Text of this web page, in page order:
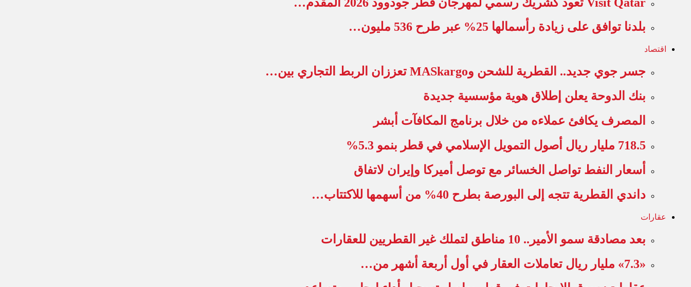
بلدنا توافق على زيادة رأسمالها 25% عبر طرح 536 مليون…
اقتصاد
جسر جوي جديد.. القطرية للشحن وMASkargo تعززان الربط التجاري بين…
بنك الدوحة يعلن إطلاق هوية مؤسسية جديدة
المصرف يكافئ عملاءه من خلال برنامج المكافآت أبشر
718.5 مليار ريال أصول التمويل الإسلامي في قطر بنمو 5.3%
أسعار النفط تواصل الخسائر مع توصل أميركا وإيران لاتفاق
داندي القطرية تتجه إلى البورصة بطرح 40% من أسهمها للاكتتاب…
عقارات
بعد مصادقة سمو الأمير.. 10 مناطق لتملك غير القطريين للعقارات
«7.3» مليار ريال تعاملات العقار في أول أربعة أشهر من…